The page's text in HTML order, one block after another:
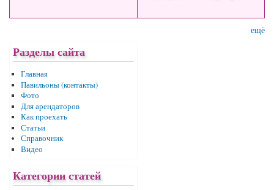
ещё
Разделы сайта
Главная
Павильоны (контакты)
Фото
Для арендаторов
Как проехать
Статьи
Справочник
Видео
Категории статей